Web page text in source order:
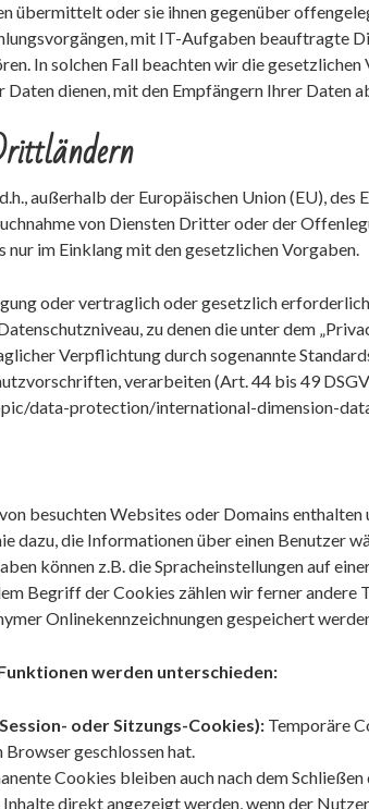
übermittelt oder sie ihnen gegenüber
mit IT-Aufgaben beauftragte
In solchen Fall beachten wir die
Daten dienen, mit den Empfängern Ihrer Daten
außerhalb der Europäischen Union (EU),
von Diensten Dritter oder der
im Einklang mit den gesetzlichen Vorgaben.
oder vertraglich oder gesetzlich
zu denen die unter dem
Verpflichtung durch sogenannte
verarbeiten (Art. 44 bis 49
data-protection/international-dimension-
besuchten Websites oder Domains
dazu, die Informationen über einen Benutzer
können z.B. die Spracheinstellungen auf
Begriff der Cookies zählen wir ferner
Onlinekennzeichnungen gespeichert
werden unterschieden:
oder Sitzungs-Cookies): Temporäre
Browser geschlossen hat.
Cookies bleiben auch nach dem
direkt angezeigt werden, wenn der